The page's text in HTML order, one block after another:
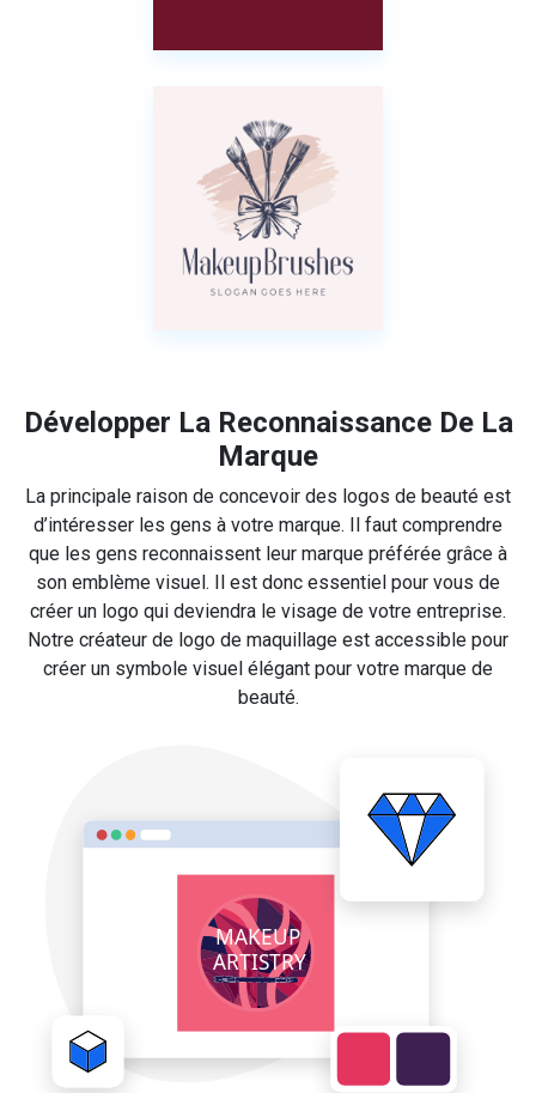
Développer La Reconnaissance De La
Marque
La principale raison de concevoir des logos de beauté est
d’intéresser les gens à votre marque. Il faut comprendre
que les gens reconnaissent leur marque préférée grâce à
son emblème visuel. Il est donc essentiel pour vous de
créer un logo qui deviendra le visage de votre entreprise.
Notre créateur de logo de maquillage est accessible pour
créer un symbole visuel élégant pour votre marque de
beauté.